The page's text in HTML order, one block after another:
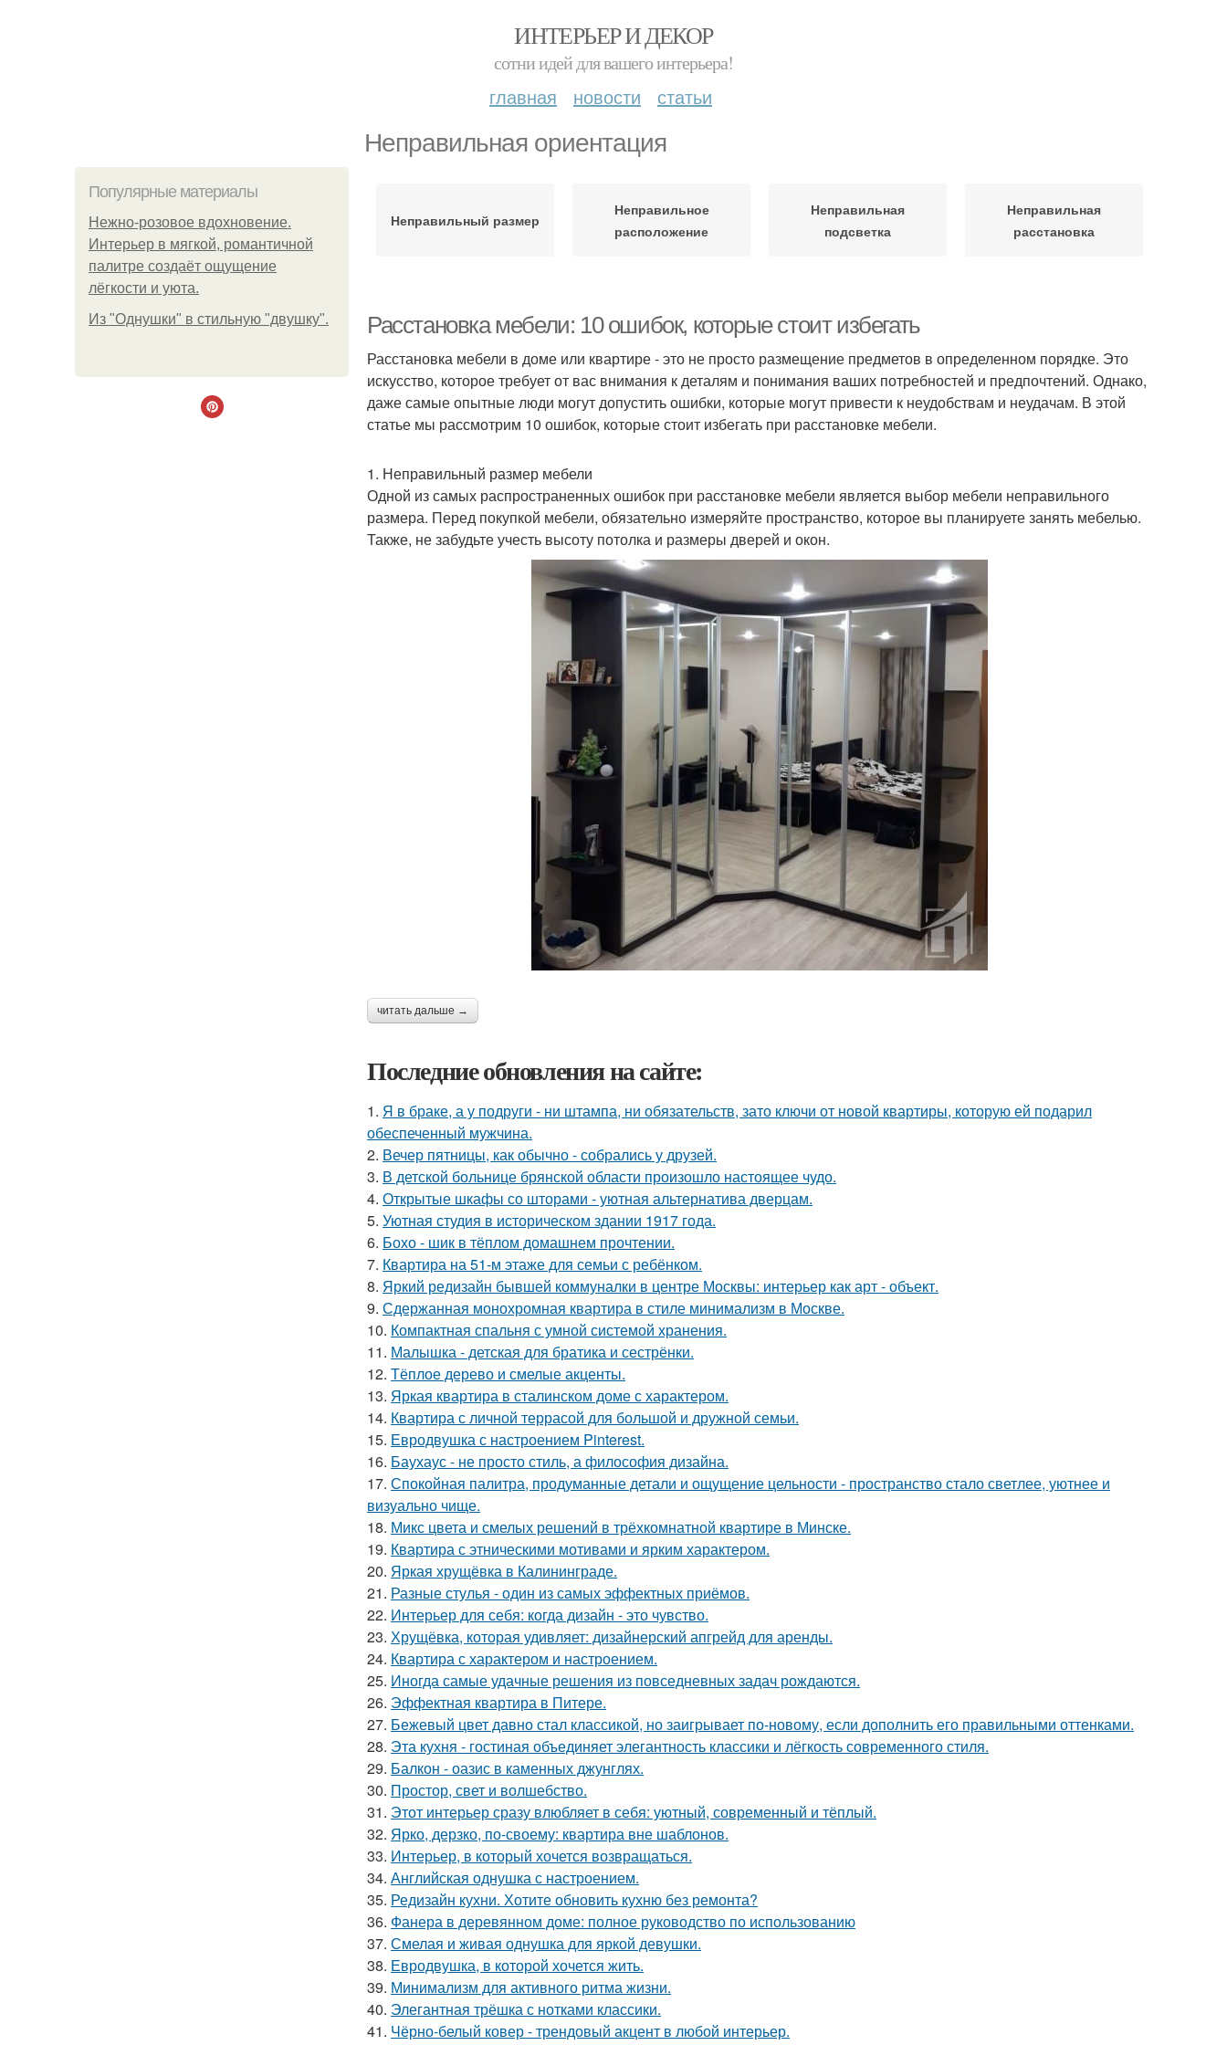
ИНТЕРЬЕР И ДЕКОР
сотни идей для вашего интерьера!
главная новости статьи
Неправильная ориентация
Популярные материалы
Нежно-розовое вдохновение.
Интерьер в мягкой, романтичной
палитре создаёт ощущение
лёгкости и уюта.
Из "Однушки" в стильную "двушку".
Неправильный размер
Неправильное
расположение
Неправильная
подсветка
Неправильная
расстановка
Расстановка мебели: 10 ошибок, которые стоит избегать
Расстановка мебели в доме или квартире - это не просто размещение предметов в определенном порядке. Это
искусство, которое требует от вас внимания к деталям и понимания ваших потребностей и предпочтений. Однако,
даже самые опытные люди могут допустить ошибки, которые могут привести к неудобствам и неудачам. В этой
статье мы рассмотрим 10 ошибок, которые стоит избегать при расстановке мебели.
1. Неправильный размер мебели
Одной из самых распространенных ошибок при расстановке мебели является выбор мебели неправильного
размера. Перед покупкой мебели, обязательно измеряйте пространство, которое вы планируете занять мебелью.
Также, не забудьте учесть высоту потолка и размеры дверей и окон.
читать дальше →
Последние обновления на сайте:
1. Я в браке, а у подруги - ни штампа, ни обязательств, зато ключи от новой квартиры, которую ей подарил
обеспеченный мужчина.
2. Вечер пятницы, как обычно - собрались у друзей.
3. В детской больнице брянской области произошло настоящее чудо.
4. Открытые шкафы со шторами - уютная альтернатива дверцам.
5. Уютная студия в историческом здании 1917 года.
6. Бохо - шик в тёплом домашнем прочтении.
7. Квартира на 51-м этаже для семьи с ребёнком.
8. Яркий редизайн бывшей коммуналки в центре Москвы: интерьер как арт - объект.
9. Сдержанная монохромная квартира в стиле минимализм в Москве.
10. Компактная спальня с умной системой хранения.
11. Малышка - детская для братика и сестрёнки.
12. Тёплое дерево и смелые акценты.
13. Яркая квартира в сталинском доме с характером.
14. Квартира с личной террасой для большой и дружной семьи.
15. Евродвушка с настроением Pinterest.
16. Баухаус - не просто стиль, а философия дизайна.
17. Спокойная палитра, продуманные детали и ощущение цельности - пространство стало светлее, уютнее и
визуально чище.
18. Микс цвета и смелых решений в трёхкомнатной квартире в Минске.
19. Квартира с этническими мотивами и ярким характером.
20. Яркая хрущёвка в Калининграде.
21. Разные стулья - один из самых эффектных приёмов.
22. Интерьер для себя: когда дизайн - это чувство.
23. Хрущёвка, которая удивляет: дизайнерский апгрейд для аренды.
24. Квартира с характером и настроением.
25. Иногда самые удачные решения из повседневных задач рождаются.
26. Эффектная квартира в Питере.
27. Бежевый цвет давно стал классикой, но заигрывает по-новому, если дополнить его правильными оттенками.
28. Эта кухня - гостиная объединяет элегантность классики и лёгкость современного стиля.
29. Балкон - оазис в каменных джунглях.
30. Простор, свет и волшебство.
31. Этот интерьер сразу влюбляет в себя: уютный, современный и тёплый.
32. Ярко, дерзко, по-своему: квартира вне шаблонов.
33. Интерьер, в который хочется возвращаться.
34. Английская однушка с настроением.
35. Редизайн кухни. Хотите обновить кухню без ремонта?
36. Фанера в деревянном доме: полное руководство по использованию
37. Смелая и живая однушка для яркой девушки.
38. Евродвушка, в которой хочется жить.
39. Минимализм для активного ритма жизни.
40. Элегантная трёшка с нотками классики.
41. Чёрно-белый ковер - трендовый акцент в любой интерьер.